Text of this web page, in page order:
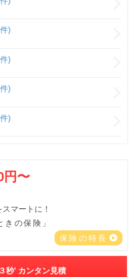
)
)
)
)
円〜
マートに！
きの保険」
保険の特長
秒' カンタン見積